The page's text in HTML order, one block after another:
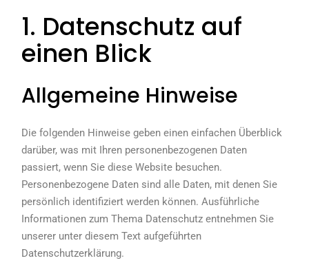
1. Datenschutz auf
einen Blick
Allgemeine Hinweise
Die folgenden Hinweise geben einen einfachen Überblick
darüber, was mit Ihren personenbezogenen Daten
passiert, wenn Sie diese Website besuchen.
Personenbezogene Daten sind alle Daten, mit denen Sie
persönlich identifiziert werden können. Ausführliche
Informationen zum Thema Datenschutz entnehmen Sie
unserer unter diesem Text aufgeführten
Datenschutzerklärung.